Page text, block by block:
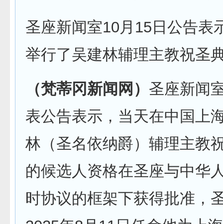
圣座新闻室10月15日公告表
举行了吴建林辅理主教祝圣
（梵蒂冈新闻网） 圣座新闻
表公告表示，当天在中国上
林（圣名依纳爵）辅理主教
的候选人资格在圣座与中华
时协议的框架下获得批准，